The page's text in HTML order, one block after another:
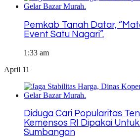
Pemkab Tanah Datar,
Event Satu Nagari”.
1:33 am
April 11
Diduga Cari Popularitas
Kemensos RI Dipakai
Sumbangan